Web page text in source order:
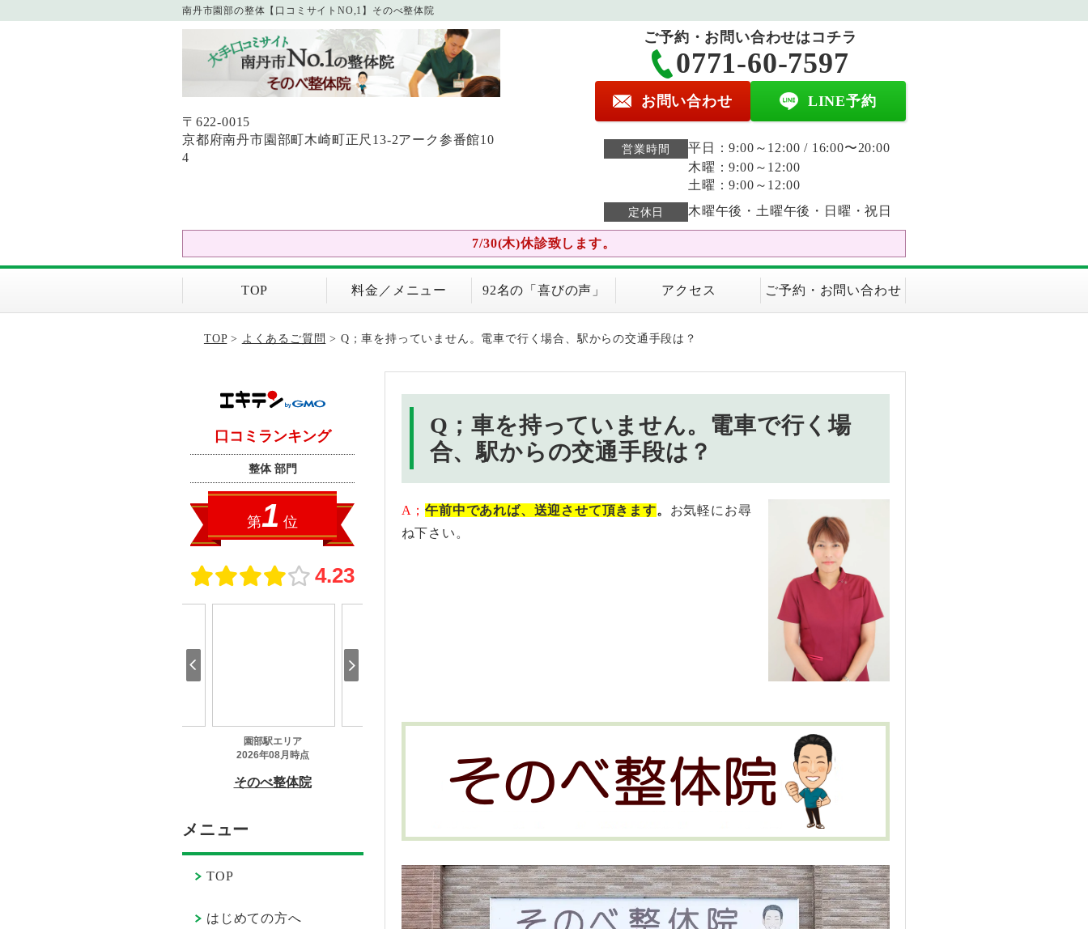
南丹市園部の整体【口コミサイトNO,1】そのべ整体院
〒622-0015
京都府南丹市園部町木崎町正尺13-2アーク参番館10
4
ご予約・お問い合わせはコチラ
0771-60-7597
お問い合わせ LINE予約
営業時間
平日：9:00～12:00 / 16:00〜20:00
木曜：9:00～12:00
土曜：9:00～12:00
定休日 木曜午後・土曜午後・日曜・祝日
7/30(木)休診致します。
TOP 料金／メニュー 92名の「喜びの声」 アクセス ご予約・お問い合わせ
TOP> よくあるご質問 > Q；車を持っていません。電車で行く場合、駅からの交通手段は？
Q；車を持っていません。電車で行く場
合、駅からの交通手段は？
A；午前中であれば、送迎させて頂きます。 お気軽にお尋
ね下さい。
メニュー
TOP
はじめての方へ